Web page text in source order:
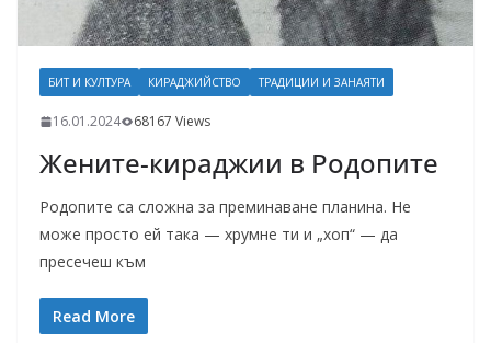
БИТ И КУЛТУРА КИРАДЖИЙСТВО ТРАДИЦИИ И ЗАНАЯТИ
16.01.2024 68167 Views
Жените-кираджии в Родопите
Родопите са сложна за преминаване планина. Не
може просто ей така — хрумне ти и „хоп“ — да
пресечеш към
Read More